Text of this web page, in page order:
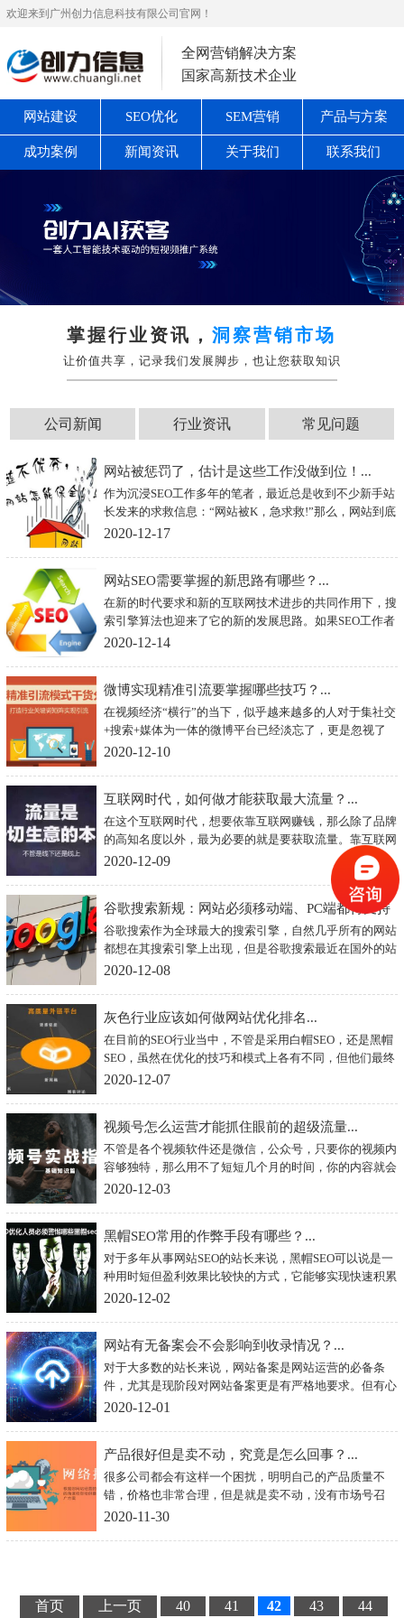
欢迎来到广州创力信息科技有限公司官网！
全网营销解决方案
国家高新技术企业
网站建设 SEO优化 SEM营销 产品与方案
成功案例 新闻资讯 关于我们 联系我们
掌握行业资讯，洞察营销市场
让价值共享，记录我们发展脚步，也让您获取知识
公司新闻 行业资讯 常见问题
网站被惩罚了，估计是这些工作没做到位！...
作为沉浸SEO工作多年的笔者，最近总是收到不少新手站
长发来的求救信息：“网站被K，急求救!”那么，网站到底
因为什么原因被惩罚呢？在笔者看来，这多是因为以下的
2020-12-17
网站SEO需要掌握的新思路有哪些？...
在新的时代要求和新的互联网技术进步的共同作用下，搜
索引擎算法也迎来了它的新的发展思路。如果SEO工作者
或者站长的坚持用监测工具整天关注排名，整天依靠外链
站SEO需要掌握的新思路到底有哪些呢？
2020-12-14
微博实现精准引流要掌握哪些技巧？...
在视频经济“横行”的当下，似乎越来越多的人对于集社交
+搜索+媒体为一体的微博平台已经淡忘了，更是忽视了
它本身就具有极强的引流效果，这对从事互联网行业引流
博实现精准引流的一些技巧。
2020-12-10
互联网时代，如何做才能获取最大流量？...
在这个互联网时代，想要依靠互联网赚钱，那么除了品牌
的高知名度以外，最为必要的就是要获取流量。靠互联网
赚钱，流量可以说比黄金都宝贵。现如今我们要想致富光
靠勤劳的双手是远远不够的，要有智慧的大脑，今天就带
大家了解一下，如何才能获取最大流量吧，毕竟有流量才
会有客户。
2020-12-09
谷歌搜索新规：网站必须移动端、PC端都得支持
才能收录...
谷歌搜索作为全球最大的搜索引擎，自然几乎所有的网站
都想在其搜索引擎上出现，但是谷歌搜索最近在国外的站
长大会上发布了一项新规，那就是后续所有的网站都必须
2020-12-08
灰色行业应该如何做网站优化排名...
在目前的SEO行业当中，不管是采用白帽SEO，还是黑帽
SEO，虽然在优化的技巧和模式上各有不同，但他们最终
的目的在于提升网站的排名。在黑帽和白帽SEO优化方式
妙地将黑帽嫁接在白帽当中而且取得了非常好的效果，其
网站排名非常的稳定。
2020-12-07
视频号怎么运营才能抓住眼前的超级流量...
不管是各个视频软件还是微信，公众号，只要你的视频内
容够独特，那么用不了短短几个月的时间，你的内容就会
非常火热，拥有众多流量。那么，哪些视频号的内容类型
2020-12-03
黑帽SEO常用的作弊手段有哪些？...
对于多年从事网站SEO的站长来说，黑帽SEO可以说是一
种用时短但盈利效果比较快的方式，它能够实现快速积累
短期利益的效果。然而，它的出现完全不符合搜索引擎的
2020-12-02
网站有无备案会不会影响到收录情况？...
对于大多数的站长来说，网站备案是网站运营的必备条
件，尤其是现阶段对网站备案更是有严格地要求。但有心
的网站站长也注意到一个问题，那就是早期网站备案条件
惑，网站备案到底与网站收录有没有直接关系呢？
2020-12-01
产品很好但是卖不动，究竟是怎么回事？...
很多公司都会有这样一个困扰，明明自己的产品质量不
错，价格也非常合理，但是就是卖不动，没有市场号召
力，同时也没有大量的客户知道，相信很多商家都会有这
2020-11-30
首页 上一页 40 41 42 43 44